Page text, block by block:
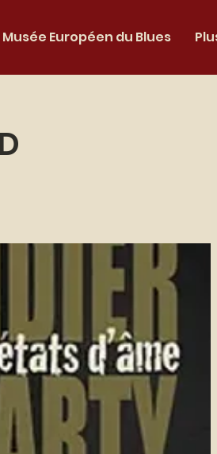
Musée Européen du Blues